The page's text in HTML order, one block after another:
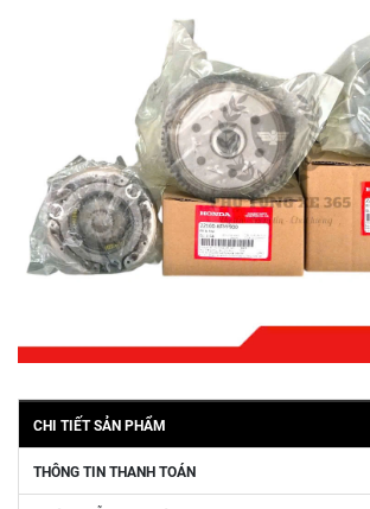
CHI TIẾT SẢN PHẨM
THÔNG TIN THANH TOÁN